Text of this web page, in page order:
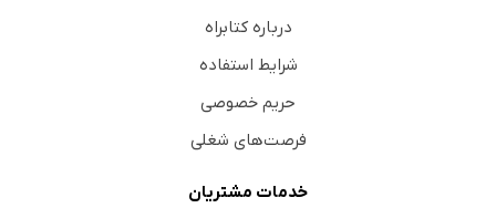
درباره کتابراه
شرایط استفاده
حریم خصوصی
فرصت‌های شغلی
خدمات مشتریان